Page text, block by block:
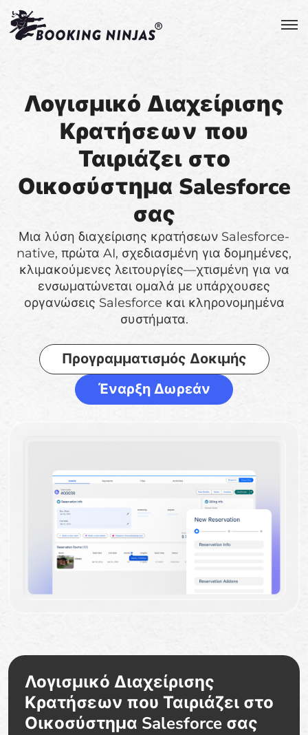
Λογισμικό Διαχείρισης
Κρατήσεων που
Ταιριάζει στο
Οικοσύστημα Salesforce
σας
Μια λύση διαχείρισης κρατήσεων Salesforce-
native, πρώτα AI, σχεδιασμένη για δομημένες,
κλιμακούμενες λειτουργίες—χτισμένη για να
ενσωματώνεται ομαλά με υπάρχουσες
οργανώσεις Salesforce και κληρονομημένα
συστήματα.
Προγραμματισμός Δοκιμής
Έναρξη Δωρεάν
Λογισμικό Διαχείρισης
Κρατήσεων που Ταιριάζει στο
Οικοσύστημα Salesforce σας